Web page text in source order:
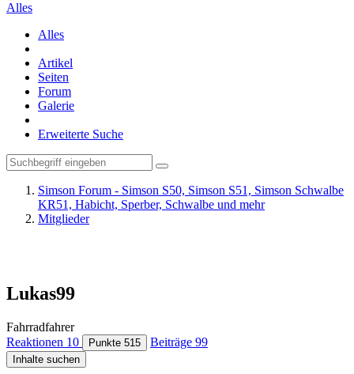
Alles
Alles
Artikel
Seiten
Forum
Galerie
Erweiterte Suche
Simson Forum - Simson S50, Simson S51, Simson Schwalbe
KR51, Habicht, Sperber, Schwalbe und mehr
Mitglieder
Lukas99
Fahrradfahrer
Reaktionen 10 Punkte 515 Beiträge 99
Inhalte suchen